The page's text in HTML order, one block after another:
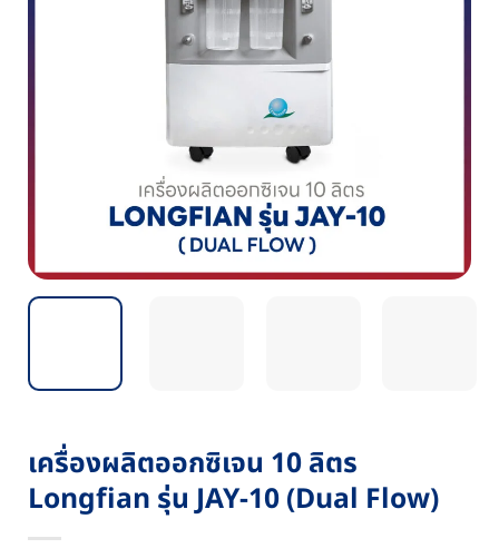
เครื่องผลิตออกซิเจน 10 ลิตร
Longfian รุ่น JAY-10 (Dual Flow)